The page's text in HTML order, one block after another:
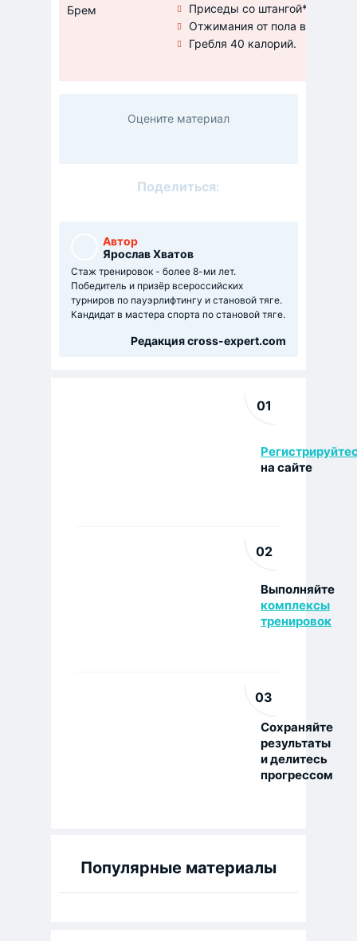
Брем
Приседы со штангой*20 раз
Отжимания от пола в стойке
Гребля 40 калорий.
Оцените материал
Поделиться:
Автор
Ярослав Хватов
Стаж тренировок - более 8-ми лет.
Победитель и призёр всероссийских
турниров по пауэрлифтингу и становой тяге.
Кандидат в мастера спорта по становой тяге.
Редакция cross-expert.com
на сайте
01
Выполняйте
комплексы
тренировок
02
Сохраняйте
результаты
и делитесь
прогрессом
03
Популярные материалы